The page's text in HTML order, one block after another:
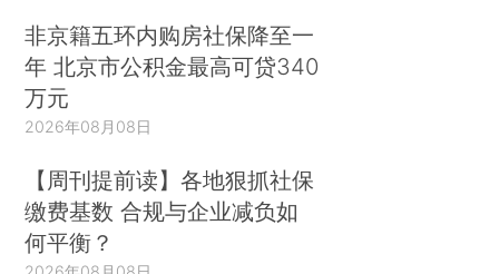
非京籍五环内购房社保降至一
年 北京市公积金最高可贷340
万元
2026年08月08日
【周刊提前读】各地狠抓社保
缴费基数 合规与企业减负如
何平衡？